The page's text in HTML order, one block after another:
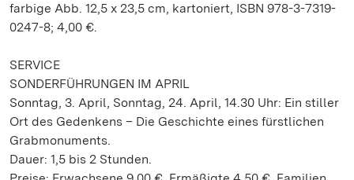
farbige Abb. 12,5 x 23,5 cm, kartoniert, ISBN 978-3-7319-
0247-8; 4,00 €.
SERVICE
SONDERFÜHRUNGEN IM APRIL
Sonntag, 3. April, Sonntag, 24. April, 14.30 Uhr: Ein stiller
Ort des Gedenkens – Die Geschichte eines fürstlichen
Grabmonuments.
Dauer: 1,5 bis 2 Stunden.